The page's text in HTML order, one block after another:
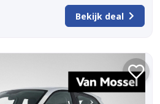
Bekijk deal